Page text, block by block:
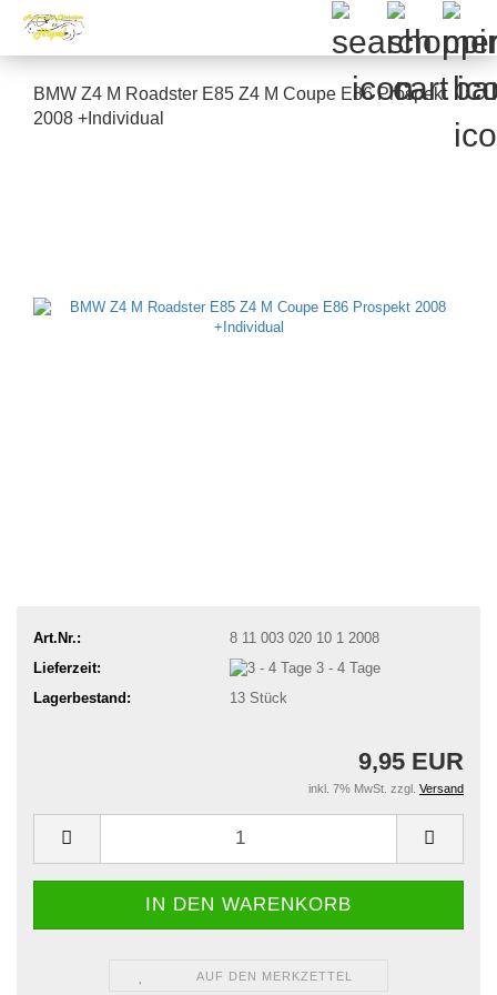
BMW Z4 M Roadster E85 Z4 M Coupe E86 Prospekt
2008 +Individual
Art.Nr.:
8 11 003 020 10 1 2008
Lieferzeit:
3 - 4 Tage
Lagerbestand:
13 Stück
9,95 EUR
inkl. 7% MwSt. zzgl. Versand
AUF DEN MERKZETTEL